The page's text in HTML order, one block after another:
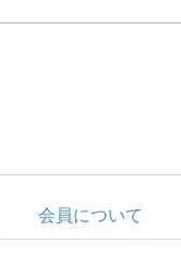
会員について